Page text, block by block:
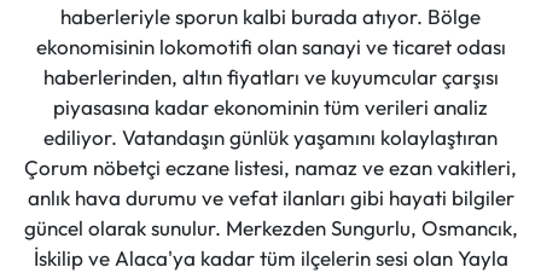
haberleriyle sporun kalbi burada atıyor. Bölge
ekonomisinin lokomotifi olan sanayi ve ticaret odası
haberlerinden, altın fiyatları ve kuyumcular çarşısı
piyasasına kadar ekonominin tüm verileri analiz
ediliyor. Vatandaşın günlük yaşamını kolaylaştıran
Çorum nöbetçi eczane listesi, namaz ve ezan vakitleri,
anlık hava durumu ve vefat ilanları gibi hayati bilgiler
güncel olarak sunulur. Merkezden Sungurlu, Osmancık,
İskilip ve Alaca'ya kadar tüm ilçelerin sesi olan Yayla